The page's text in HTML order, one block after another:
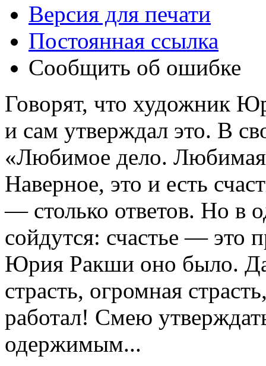
Версия для печати
Постоянная ссылка
Сообщить об ошибке
Говорят, что художник
и сам утверждал это. В
«Любимое дело.
Наверное, это и есть
— столько ответов. Но в
сойдутся: счастье — это
Юрия Ракши оно было.
страсть, огромная
работал! Смею
одержимым...